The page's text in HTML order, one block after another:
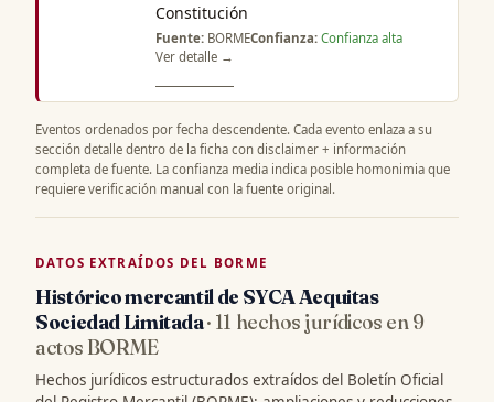
Constitución
Fuente: BORMEConfianza: Confianza alta
Ver detalle →
Eventos ordenados por fecha descendente. Cada evento enlaza a su
sección detalle dentro de la ficha con disclaimer + información
completa de fuente. La confianza media indica posible homonimia que
requiere verificación manual con la fuente original.
DATOS EXTRAÍDOS DEL BORME
Histórico mercantil de SYCA Aequitas
Sociedad Limitada· 11 hechos jurídicos en 9
actos BORME
Hechos jurídicos estructurados extraídos del Boletín Oficial